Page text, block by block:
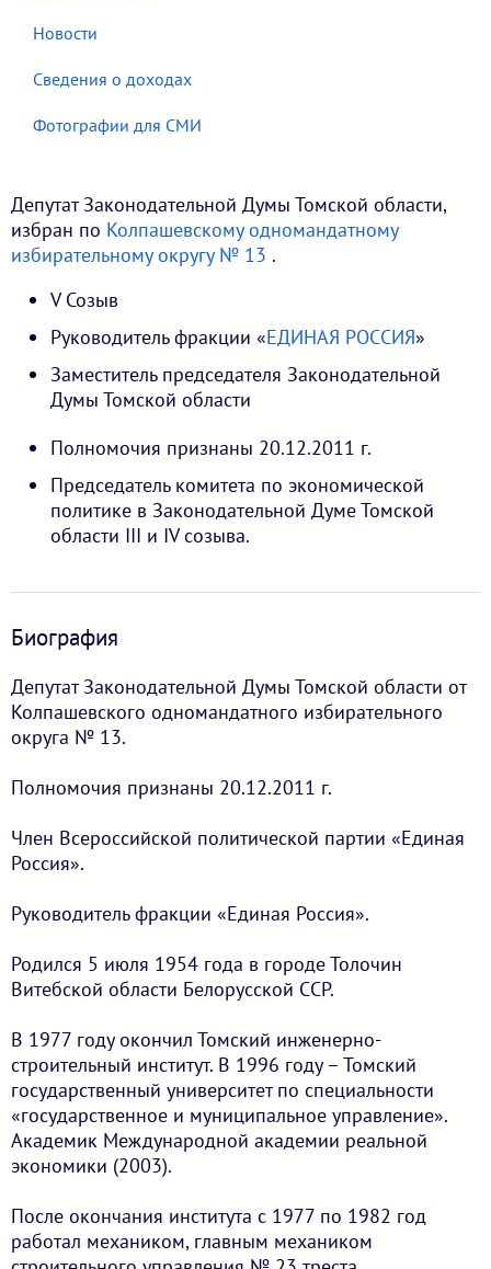
Депутат Законодательной Думы Томской области,
избран по Колпашевскому одномандатному
избирательному округу № 13 .
V Созыв
Руководитель фракции «ЕДИНАЯ РОССИЯ»
Заместитель председателя Законодательной
Думы Томской области
Полномочия признаны 20.12.2011 г.
Председатель комитета по экономической
политике в Законодательной Думе Томской
области III и IV созыва.
Биография
Депутат Законодательной Думы Томской области от
Колпашевского одномандатного избирательного
округа № 13.
Полномочия признаны 20.12.2011 г.
Член Всероссийской политической партии «Единая
Россия».
Руководитель фракции «Единая Россия».
Родился 5 июля 1954 года в городе Толочин
Витебской области Белорусской ССР.
В 1977 году окончил Томский инженерно-
строительный институт. В 1996 году – Томский
государственный университет по специальности
«государственное и муниципальное управление».
Академик Международной академии реальной
экономики (2003).
После окончания института с 1977 по 1982 год
работал механиком, главным механиком
Новости
Сведения о доходах
Фотографии для СМИ